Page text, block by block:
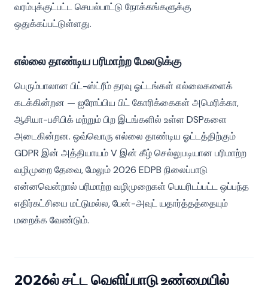
வரம்புக்குட்பட்ட செயல்பாட்டு நோக்கங்களுக்கு
ஒதுக்கப்பட்டுள்ளது.
எல்லை தாண்டிய பரிமாற்ற மேலடுக்கு
பெரும்பாலான பிட்-ஸ்ட்ரீம் தரவு ஓட்டங்கள் எல்லைகளைக்
கடக்கின்றன — ஐரோப்பிய பிட் கோரிக்கைகள் அமெரிக்கா,
ஆசியா-பசிபிக் மற்றும் பிற இடங்களில் உள்ள DSPகளை
அடைகின்றன. ஒவ்வொரு எல்லை தாண்டிய ஓட்டத்திற்கும்
GDPR இன் அத்தியாயம் V இன் கீழ் செல்லுபடியான பரிமாற்ற
வழிமுறை தேவை, மேலும் 2026 EDPB நிலைப்பாடு
என்னவென்றால் பரிமாற்ற வழிமுறைகள் பெயரிடப்பட்ட ஒப்பந்த
எதிர்கட்சியை மட்டுமல்ல, பேன்-அவுட் யதார்த்தத்தையும்
மறைக்க வேண்டும்.
2026ல் சட்ட வெளிப்பாடு உண்மையில்